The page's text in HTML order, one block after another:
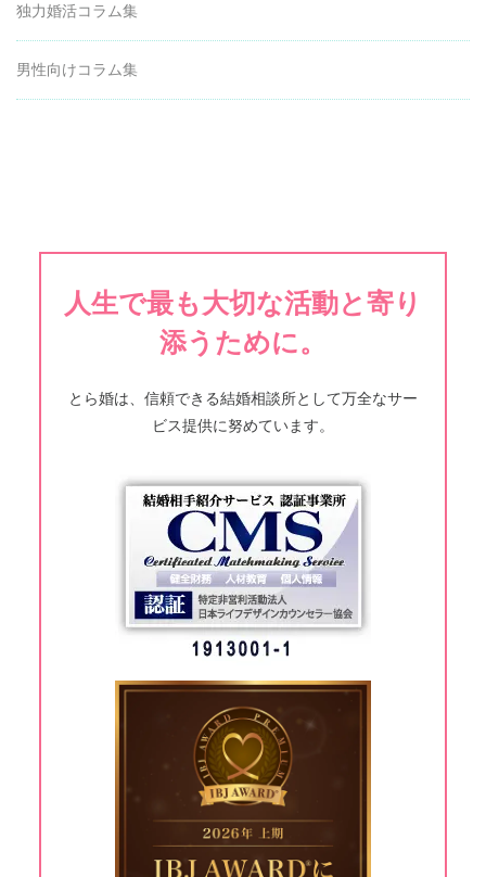
独力婚活コラム集
男性向けコラム集
人生で最も大切な活動と寄り
添うために。
とら婚は、信頼できる結婚相談所として万全なサー
ビス提供に努めています。